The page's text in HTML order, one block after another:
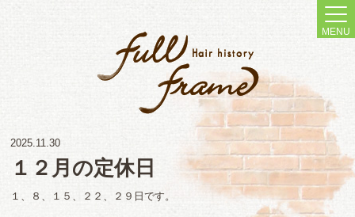
MENU
2025.11.30
１２月の定休日
１、８、１５、２２、２９日です。